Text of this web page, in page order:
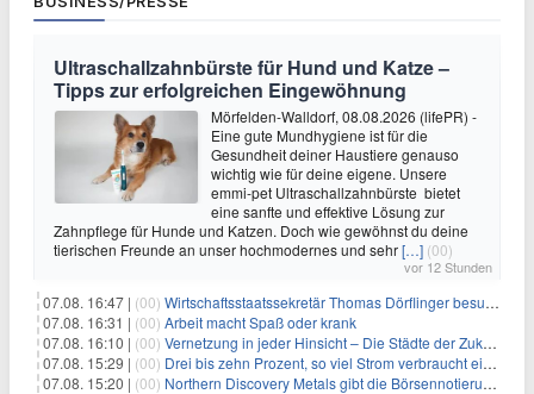
Ultraschallzahnbürste für Hund und Katze –
Tipps zur erfolgreichen Eingewöhnung
Mörfelden-Walldorf, 08.08.2026 (lifePR) -
Eine gute Mundhygiene ist für die
Gesundheit deiner Haustiere genauso
wichtig wie für deine eigene. Unsere
emmi-pet Ultraschallzahnbürste bietet
eine sanfte und effektive Lösung zur
Zahnpflege für Hunde und Katzen. Doch wie gewöhnst du deine
tierischen Freunde an unser hochmodernes und sehr[…] (00)
vor 12 Stunden
07.08. 16:47 | (00) Wirtschaftsstaatssekretär Thomas Dörflinger besucht Handwerksbetrieb im Kammerbezirk Freiburg
07.08. 16:31 | (00) Arbeit macht Spaß oder krank
07.08. 16:10 | (00) Vernetzung in jeder Hinsicht – Die Städte der Zukunft sind grün-blau
07.08. 15:29 | (00) Drei bis zehn Prozent, so viel Strom verbraucht ein Aufzug im Gebäude
07.08. 15:20 | (00) Northern Discovery Metals gibt die Börsennotierung an der Frankfurter Wertpapierbörse bekannt